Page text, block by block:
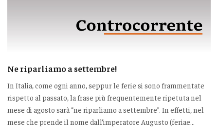
Ne riparliamo a settembre!
In Italia, come ogni anno, seppur le ferie si sono frammentate
rispetto al passato, la frase più frequentemente ripetuta nel
mese di agosto sarà “ne riparliamo a settembre”. In effetti, nel
mese che prende il nome dall’imperatore Augusto (feriae...